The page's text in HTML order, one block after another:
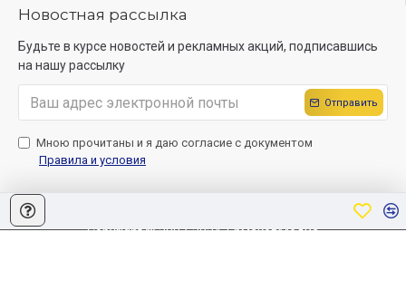
Новостная рассылка
Будьте в курсе новостей и рекламных акций, подписавшись
на нашу рассылку
Отправить
Мною прочитаны и я даю согласие с документом
Правила и условия
Copyright © 2007-2024, ЕрмаковМедиа